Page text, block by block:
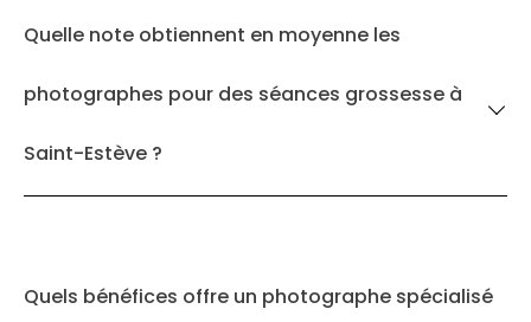
Quelle note obtiennent en moyenne les
photographes pour des séances grossesse à
Saint-Estève ?
Quels bénéfices offre un photographe spécialisé